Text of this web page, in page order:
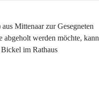
Mittenaar zur Gesegneten
abgeholt werden möchte, kann
im Rathaus